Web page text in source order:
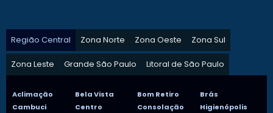
Região Central Zona Norte Zona Oeste Zona Sul
Zona Leste Grande São Paulo Litoral de São Paulo
Aclimação Bela Vista Bom Retiro
Brás
Cambuci
Centro Consolação
Higienópolis